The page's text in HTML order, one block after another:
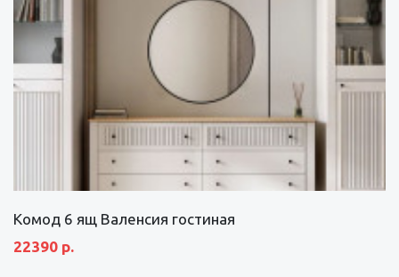
Комод 6 ящ Валенсия гостиная
22390 р.